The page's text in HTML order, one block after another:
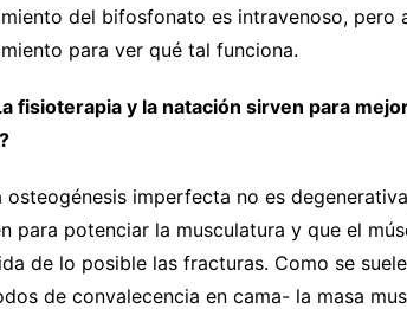
del bifosfonato es intravenoso, pero
para ver qué tal funciona.
fisioterapia y la natación sirven para
osteogénesis imperfecta no es
para potenciar la musculatura y que el
de lo posible las fracturas. Como se
de convalecencia en cama- la masa